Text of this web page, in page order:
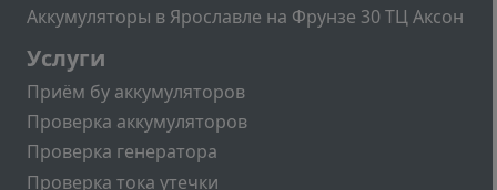
Аккумуляторы в Ярославле на Фрунзе 30 ТЦ Аксон
Услуги
Приём бу аккумуляторов
Проверка аккумуляторов
Проверка генератора
Проверка тока утечки